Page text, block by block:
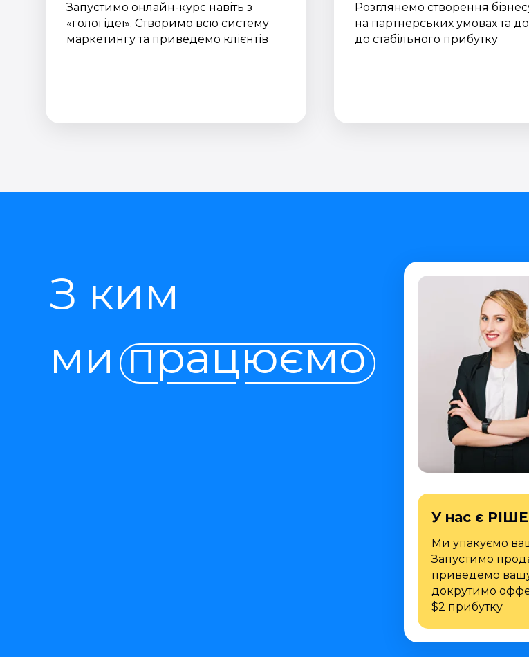
Запустимо онлайн-курс навіть з
«голої ідеї». Створимо всю систему
маркетингу та приведемо клієнтів
Розглянемо створення
на партнерських умовах та
до стабільного прибутку
З ким
ми працюємо
У нас є
Ми упакуємо
Запустимо
приведемо вашу
докрутимо
$2 прибутку